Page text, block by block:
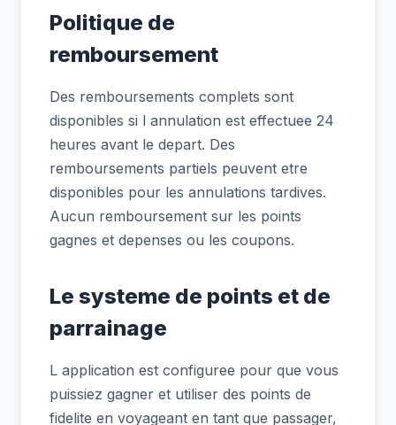
Politique de
remboursement
Des remboursements complets sont
disponibles si l annulation est effectuee 24
heures avant le depart. Des
remboursements partiels peuvent etre
disponibles pour les annulations tardives.
Aucun remboursement sur les points
gagnes et depenses ou les coupons.
Le systeme de points et de
parrainage
L application est configuree pour que vous
puissiez gagner et utiliser des points de
fidelite en voyageant en tant que passager,